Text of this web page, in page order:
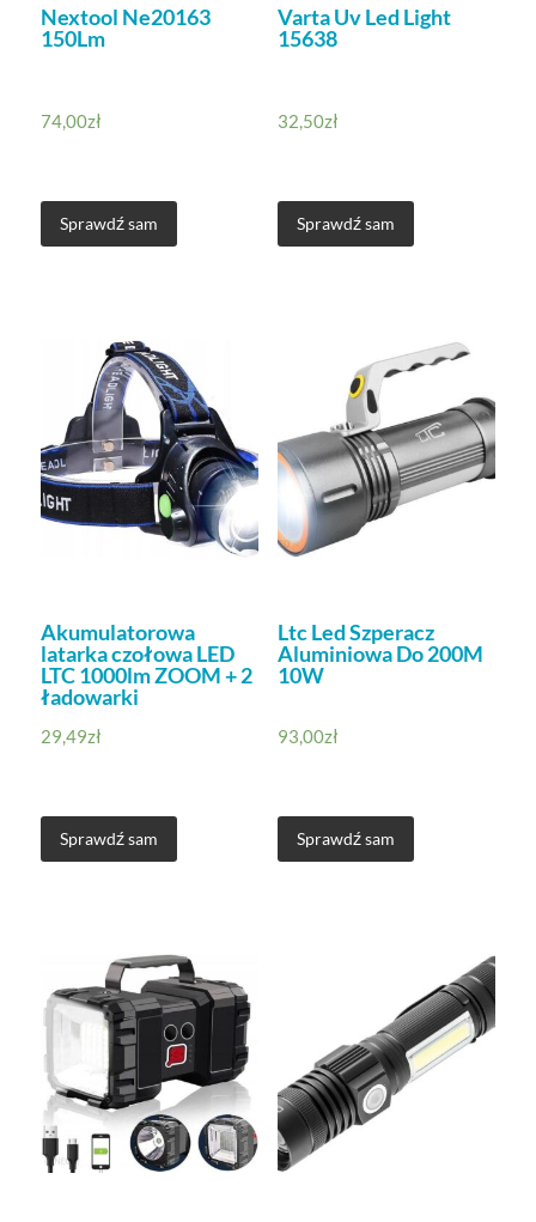
Nextool Ne20163
150Lm
74,00zł
Sprawdź sam
Varta Uv Led Light
15638
32,50zł
Sprawdź sam
Akumulatorowa
latarka czołowa LED
LTC 1000lm ZOOM + 2
ładowarki
29,49zł
Sprawdź sam
Ltc Led Szperacz
Aluminiowa Do 200M
10W
93,00zł
Sprawdź sam